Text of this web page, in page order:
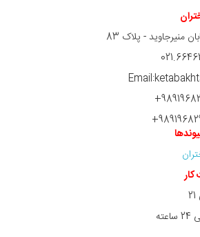
منیرجاوید - پلاک 83